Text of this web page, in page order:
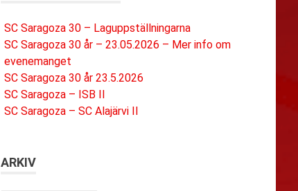
SC Saragoza 30 – Laguppställningarna
SC Saragoza 30 år – 23.05.2026 – Mer info om
evenemanget
SC Saragoza 30 år 23.5.2026
SC Saragoza – ISB II
SC Saragoza – SC Alajärvi II
ARKIV